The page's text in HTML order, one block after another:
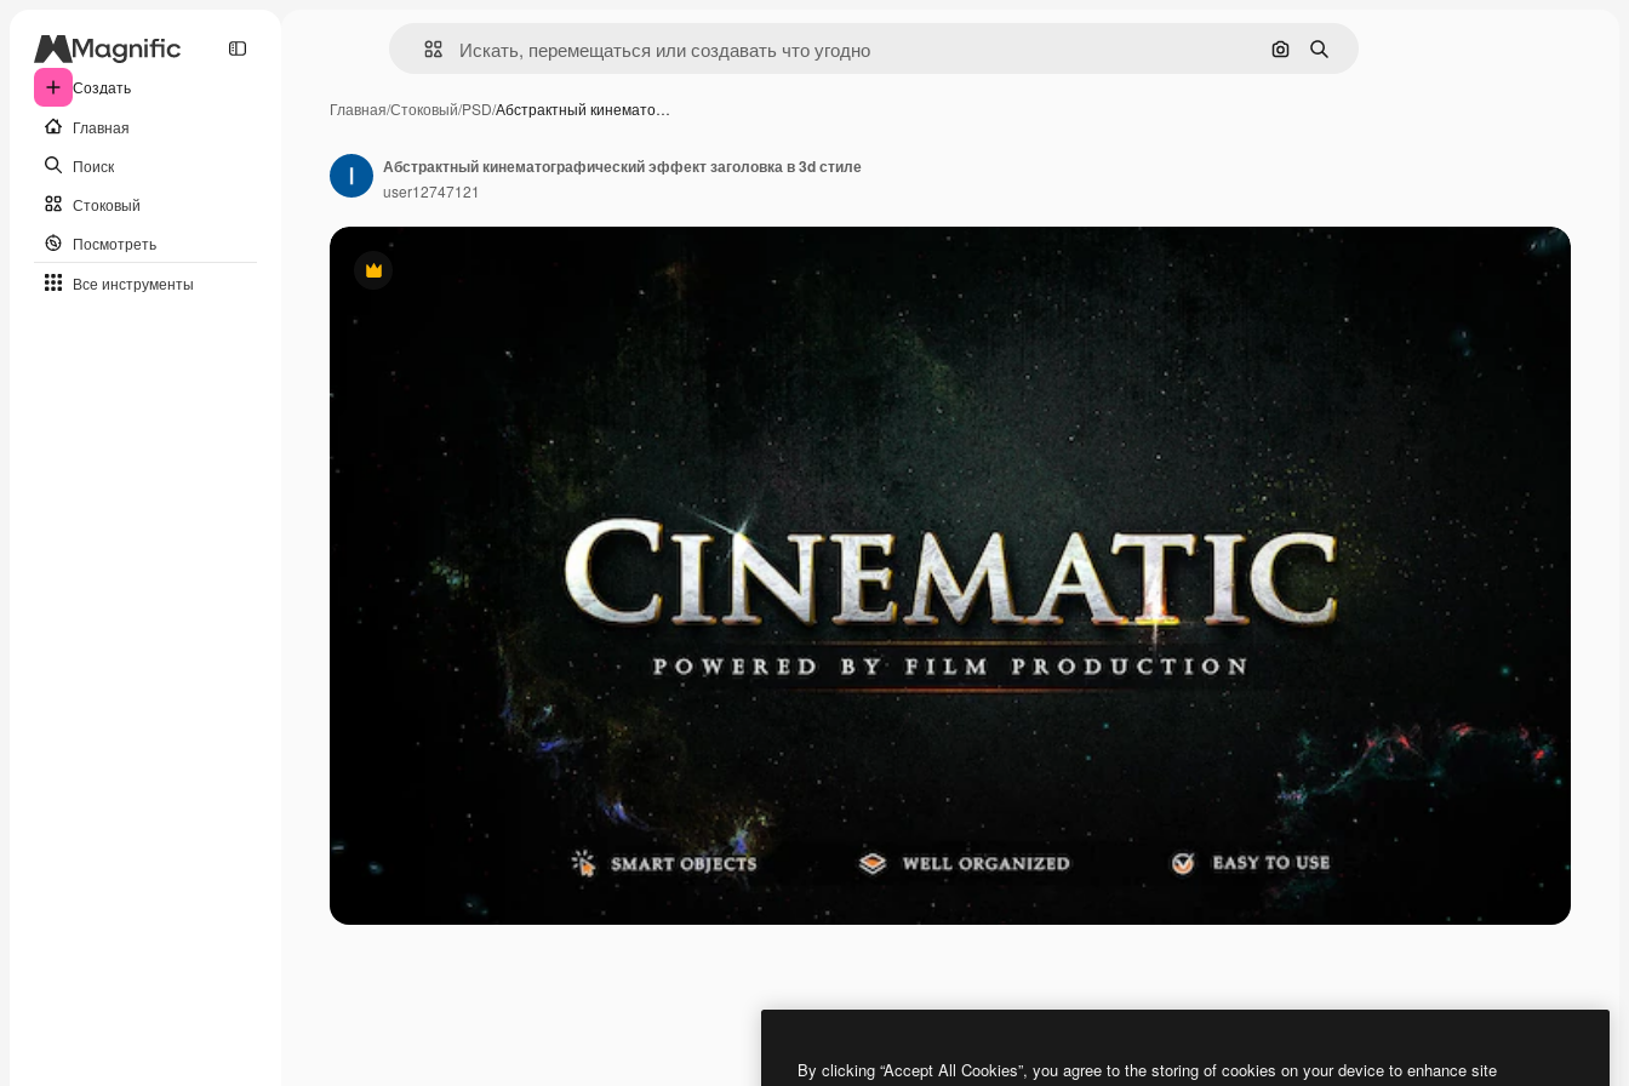
Создать
Главная
Поиск
Стоковый
Посмотреть
Все инструменты
Поиск по изображению
Поиск
Главная/Стоковый/PSD/Абстрактный кинемато…
Премиум
Абстрактный кинематографический эффект заголовка в 3d стиле
user12747121
By clicking “Accept All Cookies”, you agree to the storing of cookies on your device to enhance site